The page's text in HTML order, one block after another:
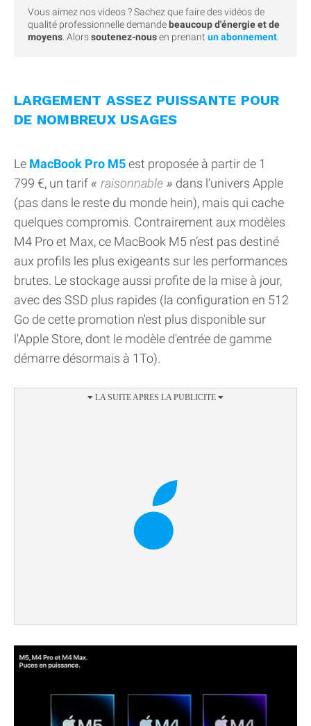
Vous aimez nos videos ? Sachez que faire des vidéos de
qualité professionnelle demande beaucoup d'énergie et de
moyens . Alorssoutenez-nousen prenant un abonnement
LARGEMENT ASSEZ PUISSANTE POUR
DE NOMBREUX USAGES
Le MacBook Pro M5est proposée à partir de 1
799 €, un tarif
raisonnable
dans l’univers Apple
(pas dans le reste du monde hein), mais qui cache
quelques compromis. Contrairement aux modèles
M4 Pro et Max, ce MacBook M5 n’est pas destiné
aux profils les plus exigeants sur les performances
brutes. Le stockage aussi profite de la mise à jour,
avec des SSD plus rapides (la configuration en 512
Go de cette promotion n'est plus disponible sur
l'Apple Store, dont le modèle d'entrée de gamme
démarre désormais à 1To).